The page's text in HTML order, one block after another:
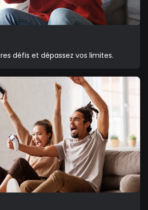
défis et dépassez vos limites.